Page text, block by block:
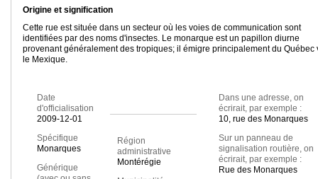
Origine et signification
Cette rue est située dans un secteur où les voies de communication sont
identifiées par des noms d'insectes. Le monarque est un papillon diurne
provenant généralement des tropiques; il émigre principalement du Québec
le Mexique.
Date
d'officialisation
2009-12-01
Spécifique
Monarques
Générique
Région
administrative
Montérégie
Dans une adresse, on
écrirait, par exemple :
10, rue des Monarques
Sur un panneau de
signalisation routière, on
écrirait, par exemple :
Rue des Monarques